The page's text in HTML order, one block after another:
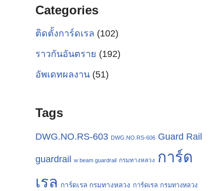
Categories
ติดตั้งการ์ดเรล (102)
ราวกันอันตราย (192)
อัพเดทผลงาน(51)
Tags
DWG.NO.RS-603 DWG.NO.RS-606 Guard Rail
guardrail w beam guardrail กรมทางหลวง การ์ด
เรล การ์ดเรล กรมทางหลวง การ์ดเรล กรมทางหลวง